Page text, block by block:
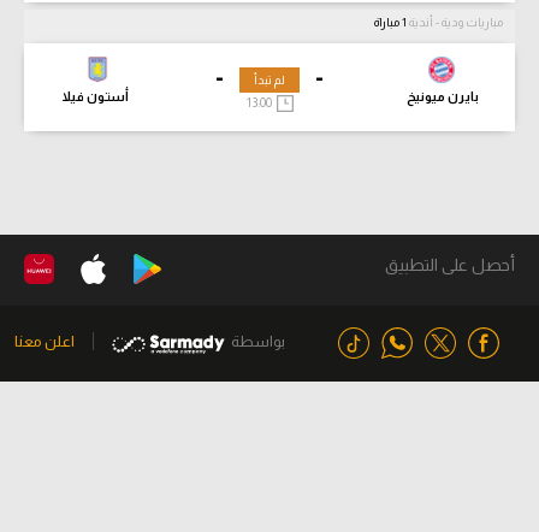
مباريات ودية - أندية
-
بايرن ميونيخ
-
أستون فيلا
لم تبدأ
13:00
أحصل على التطبيق
بواسطة اعلن معنا